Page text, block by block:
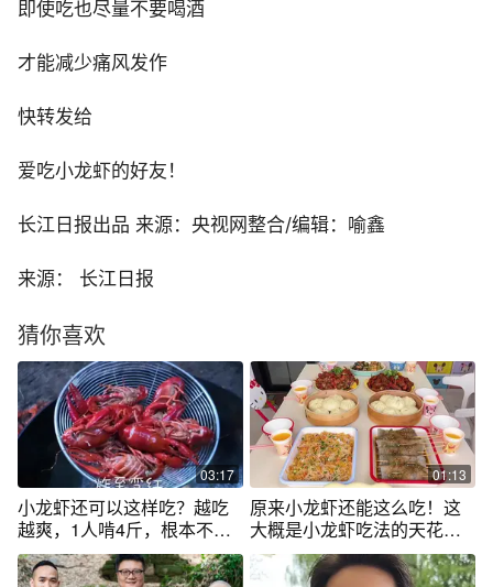
即使吃也尽量不要喝酒
才能减少痛风发作
快转发给
爱吃小龙虾的好友！
长江日报出品 来源：央视网整合/编辑：喻鑫
来源： 长江日报
猜你喜欢
03:17
小龙虾还可以这样吃？越吃
越爽，1人啃4斤，根本不够
吃
01:13
原来小龙虾还能这么吃！这
大概是小龙虾吃法的天花板
了吧